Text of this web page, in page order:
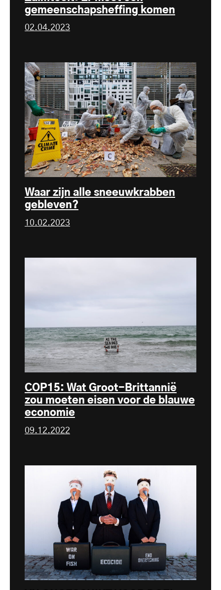
gemeenschapsheffing komen
02.04.2023
Waar zijn alle sneeuwkrabben
gebleven?
10.02.2023
COP15: Wat Groot-Brittannië
zou moeten eisen voor de blauwe
economie
09.12.2022